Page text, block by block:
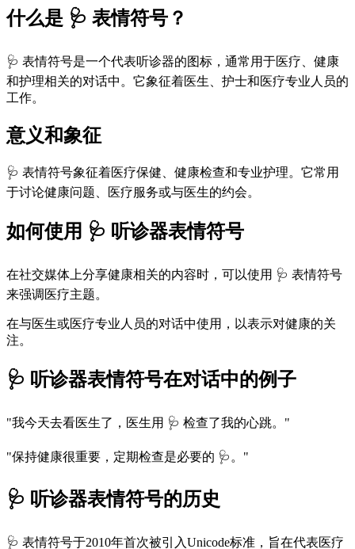
什么是 🩺 表情符号？
🩺 表情符号是一个代表听诊器的图标，通常用于医疗、健康
和护理相关的对话中。它象征着医生、护士和医疗专业人员的
工作。
意义和象征
🩺 表情符号象征着医疗保健、健康检查和专业护理。它常用
于讨论健康问题、医疗服务或与医生的约会。
如何使用 🩺 听诊器表情符号
在社交媒体上分享健康相关的内容时，可以使用 🩺 表情符号
来强调医疗主题。
在与医生或医疗专业人员的对话中使用，以表示对健康的关
注。
🩺 听诊器表情符号在对话中的例子
"我今天去看医生了，医生用 🩺 检查了我的心跳。"
"保持健康很重要，定期检查是必要的 🩺。"
🩺 听诊器表情符号的历史
🩺 表情符号于2010年首次被引入Unicode标准，旨在代表医疗